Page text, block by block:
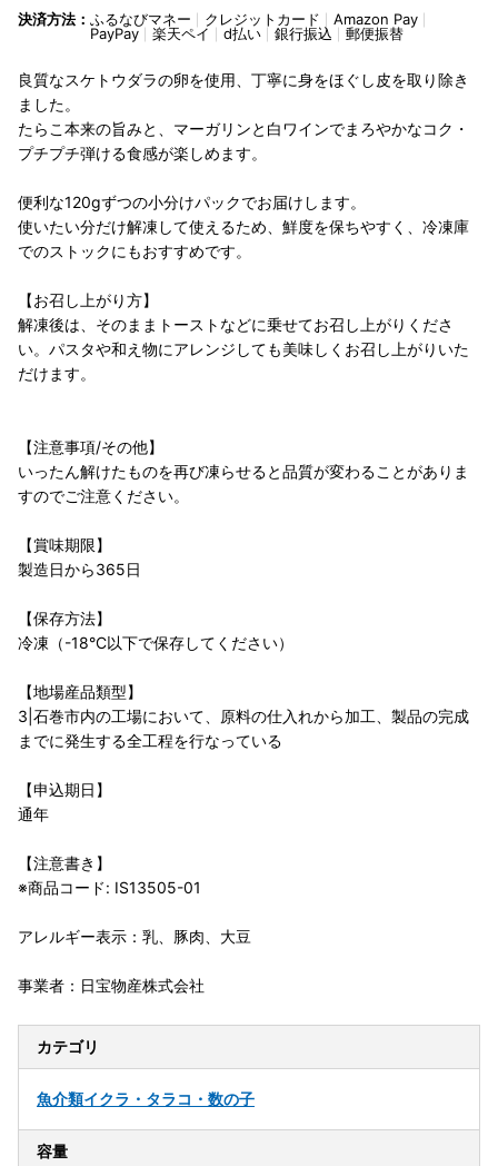
決済方法： ふるなびマネー クレジットカード
Amazon Pay
PayPay
楽天ペイ d払い 銀行振込 郵便振替
良質なスケトウダラの卵を使用、丁寧に身をほぐし皮を取り除き
ました。
たらこ本来の旨みと、マーガリンと白ワインでまろやかなコク・
プチプチ弾ける食感が楽しめます。
便利な120gずつの小分けパックでお届けします。
使いたい分だけ解凍して使えるため、鮮度を保ちやすく、冷凍庫
でのストックにもおすすめです。
【お召し上がり方】
解凍後は、そのままトーストなどに乗せてお召し上がりくださ
い。パスタや和え物にアレンジしても美味しくお召し上がりいた
だけます。
【注意事項/その他】
いったん解けたものを再び凍らせると品質が変わることがありま
すのでご注意ください。
【賞味期限】
製造日から365日
【保存方法】
冷凍（-18°C以下で保存してください）
【地場産品類型】
3|石巻市内の工場において、原料の仕入れから加工、製品の完成
までに発生する全工程を行なっている
【申込期日】
通年
【注意書き】
※商品コード: IS13505-01
アレルギー表示：乳、豚肉、大豆
事業者：日宝物産株式会社
カテゴリ
魚介類イクラ・タラコ・数の子
容量